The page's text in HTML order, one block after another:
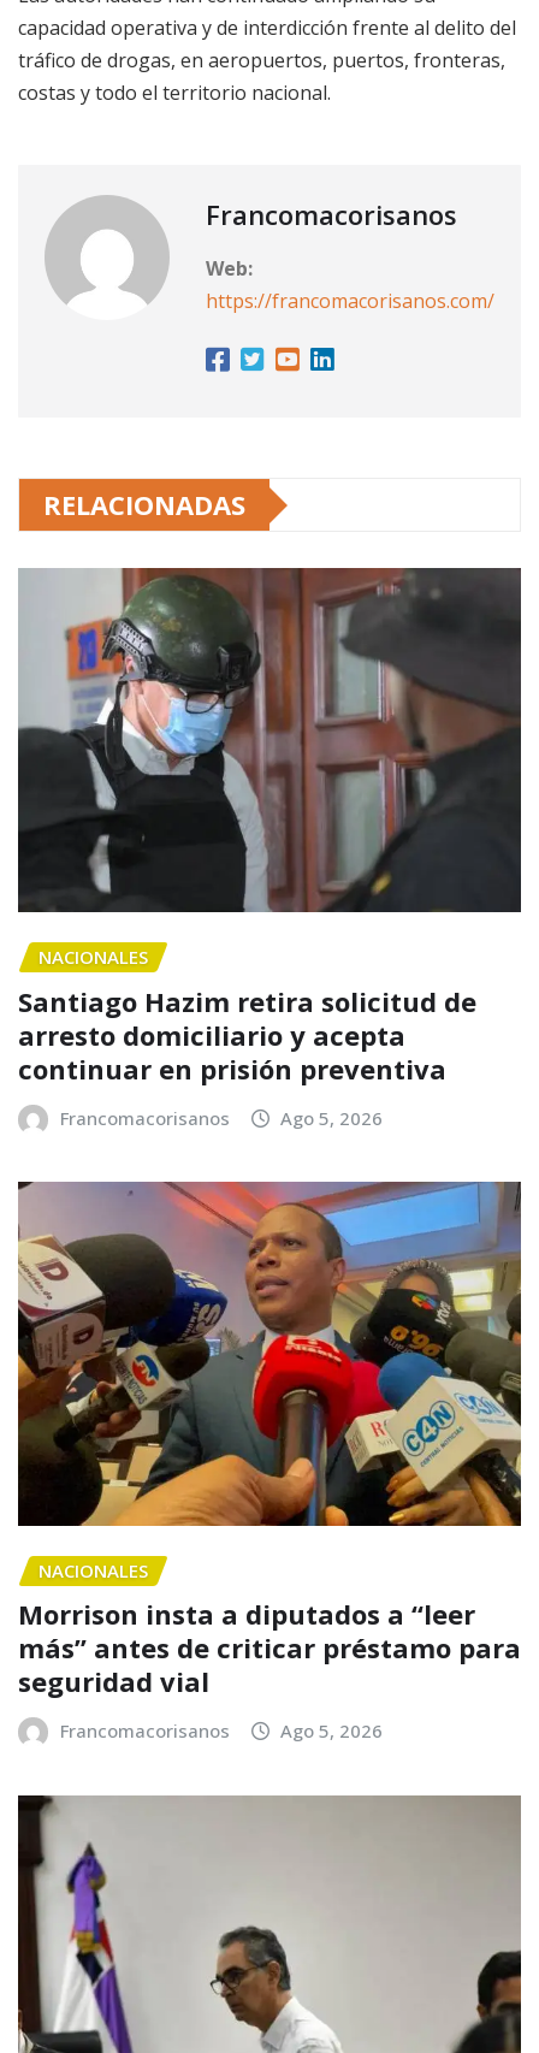
capacidad operativa y de interdicción frente al delito del
tráfico de drogas, en aeropuertos, puertos, fronteras,
costas y todo el territorio nacional.
Francomacorisanos
Web:
https://francomacorisanos.com/
RELACIONADAS
NACIONALES
Santiago Hazim retira solicitud de
arresto domiciliario y acepta
continuar en prisión preventiva
Francomacorisanos Ago 5, 2026
NACIONALES
Morrison insta a diputados a “leer
más” antes de criticar préstamo para
seguridad vial
Francomacorisanos Ago 5, 2026